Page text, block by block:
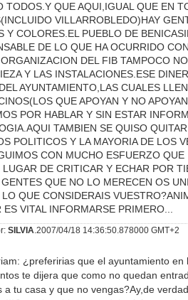
TODOS.Y QUE AQUI,IGUAL QUE EN
VILLARROBLEDO)HAY
Y COLORES.EL PUEBLO DE
DE LO QUE HA OCURRIDO
DEL FIB TAMPOCO
Y LAS INSTALACIONES.ESE
AYUNTAMIENTO,LAS CUALES
QUE APOYAN Y NO
POR HABLAR Y SIN ESTAR
TAMBIEN SE QUISO
POLITICOS Y LA MAYORIA DE LOS
CON MUCHO ESFUERZO
LUGAR DE CRITICAR Y ECHAR POR
QUE NO LO MERECEN OS
LO QUE CONSIDERAIS
ES VITAL INFORMARSE PRIMERO...
SILVIA .2007/04/18 14:36:50.878000 GMT+2
¿preferirias que el ayuntamiento en
te dijera que como no quedan
a tu casa y que no vengas?Ay,de